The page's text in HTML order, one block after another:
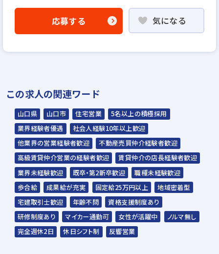
「応募する」よりエントリー
【説明選考会（電話面談）】
基本的にはお電話でのご面談となります。
※説明選考会は代行業者であるスラッシュ株
式会社が行います※
スラッシュ株式会社からのご連絡をお待ち
ください。
ご連絡までに7日程度いただく場合があり
ます。予めご了承ください。
担当：スラッシュ株式会社
住所：東京都港区赤坂2-15-16 赤坂ふく
源ビル7F
応募する 気になる
この求人の関連ワード
山口県 山口市 住宅営業
5名以上の積極採用
業界経験者優遇
社会人経験10年以上歓迎
他業界の営業経験者歓迎
不動産売買仲介経験者歓迎
高級賃貸仲介営業の経験者歓迎
賃貸仲介の店長経験者歓迎
業界未経験歓迎
既卒・第2新卒歓迎
職種未経験歓迎
歩合給
成果給が充実 固定給25万円以上
地域密着型
宅建取引士歓迎
年齢不問
資格支援制度あり
研修制度あり
マイカー通勤可 女性が活躍中
ノルマ無し
完全週休2日
休日シフト制 反響営業